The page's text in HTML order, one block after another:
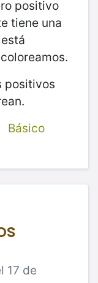
positivo
tiene una
positivos
Básico
17 de